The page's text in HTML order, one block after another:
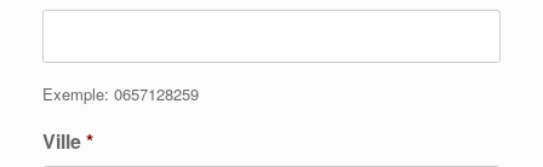
Exemple: 0657128259
Ville*